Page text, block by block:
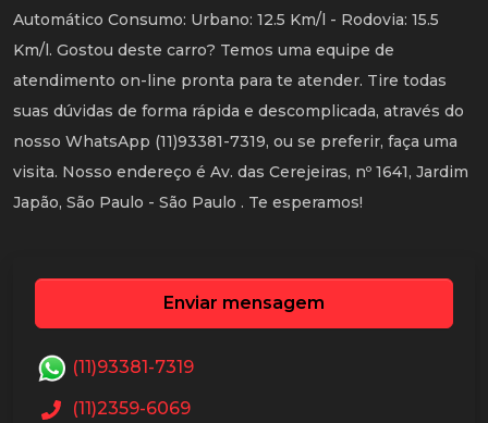
Automático Consumo: Urbano: 12.5 Km/l - Rodovia: 15.5
Km/l. Gostou deste carro? Temos uma equipe de
atendimento on-line pronta para te atender. Tire todas
suas dúvidas de forma rápida e descomplicada, através do
nosso WhatsApp (11)93381-7319, ou se preferir, faça uma
visita. Nosso endereço é Av. das Cerejeiras, nº 1641, Jardim
Japão, São Paulo - São Paulo . Te esperamos!
Enviar mensagem
(11)93381-7319
(11)2359-6069